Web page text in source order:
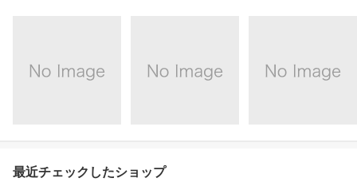
最近チェックしたショップ